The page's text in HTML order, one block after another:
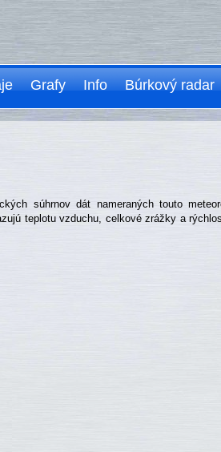
Grafy Info Búrkový radar
súhrnov dát nameraných touto
teplotu vzduchu, celkové zrážky a